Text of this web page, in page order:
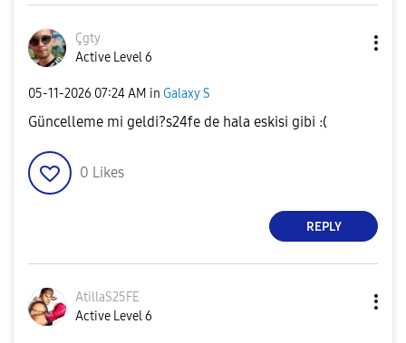
Çgty
Active Level 6
‎05-11-2026 07:24 AM in Galaxy S
Güncelleme mi geldi?s24fe de hala eskisi gibi :(
0 Likes
REPLY
AtillaS25FE
Active Level 6